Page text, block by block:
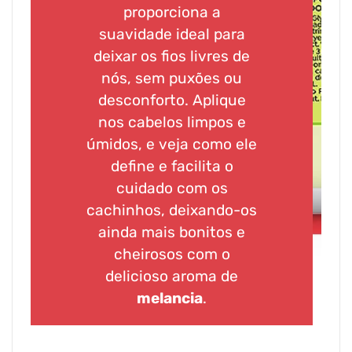
proporciona a
suavidade ideal para
deixar os fios livres de
nós, sem puxões ou
desconforto. Aplique
nos cabelos limpos e
úmidos, e veja como ele
define e facilita o
cuidado com os
cachinhos, deixando-os
ainda mais bonitos e
cheirosos com o
delicioso aroma de
melancia.